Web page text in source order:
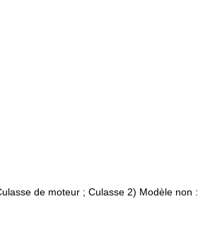
de moteur ; Culasse 2) Modèle non :